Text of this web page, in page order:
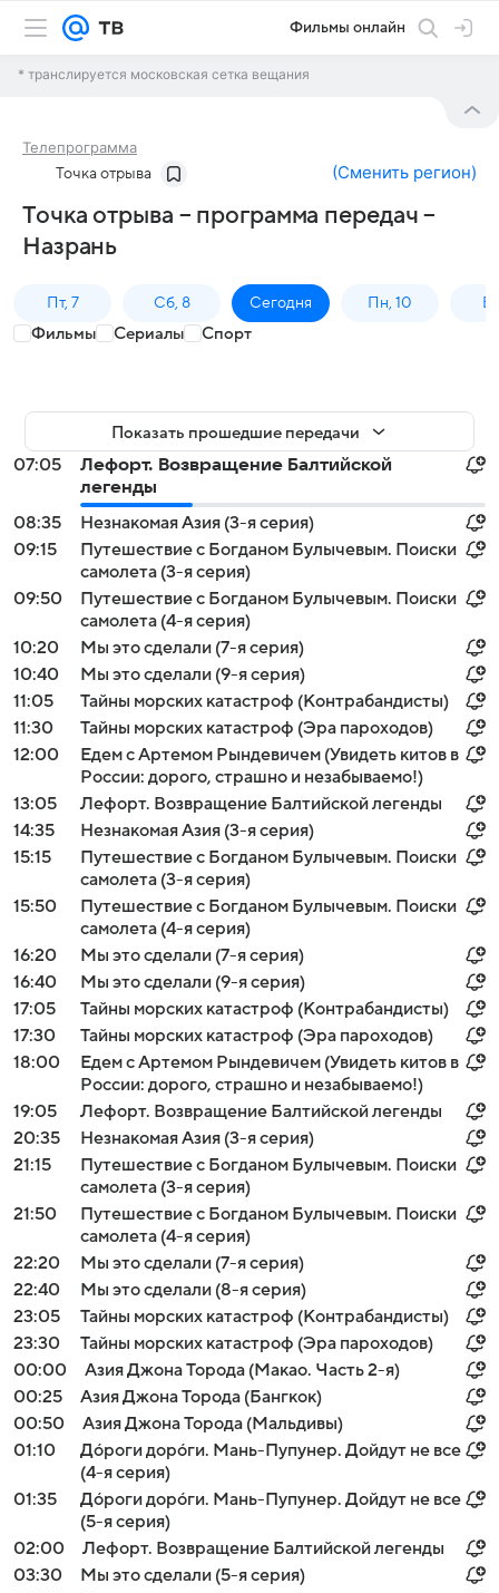
Фильмы онлайн
* транслируется московская сетка вещания
Телепрограмма
Точка отрыва (Сменить регион)
Точка отрыва – программа передач –
Назрань
Пт, 7 Сб, 8 Сегодня Пн, 10
Фильмы Сериалы Спорт
Показать прошедшие передачи
07:05
Лефорт. Возвращение Балтийской
легенды
08:35
Незнакомая Азия (3-я серия)
09:15
Путешествие с Богданом Булычевым. Поиски
самолета (3-я серия)
09:50
Путешествие с Богданом Булычевым. Поиски
самолета (4-я серия)
10:20
Мы это сделали (7-я серия)
10:40
Мы это сделали (9-я серия)
11:05
Тайны морских катастроф (Контрабандисты)
11:30
Тайны морских катастроф (Эра пароходов)
12:00
Едем с Артемом Рындевичем (Увидеть китов в
России: дорого, страшно и незабываемо!)
13:05
Лефорт. Возвращение Балтийской легенды
14:35
Незнакомая Азия (3-я серия)
15:15
Путешествие с Богданом Булычевым. Поиски
самолета (3-я серия)
15:50
Путешествие с Богданом Булычевым. Поиски
самолета (4-я серия)
16:20
Мы это сделали (7-я серия)
16:40
Мы это сделали (9-я серия)
17:05
Тайны морских катастроф (Контрабандисты)
17:30
Тайны морских катастроф (Эра пароходов)
18:00
Едем с Артемом Рындевичем (Увидеть китов в
России: дорого, страшно и незабываемо!)
19:05
Лефорт. Возвращение Балтийской легенды
20:35
Незнакомая Азия (3-я серия)
21:15
Путешествие с Богданом Булычевым. Поиски
самолета (3-я серия)
21:50
Путешествие с Богданом Булычевым. Поиски
самолета (4-я серия)
22:20
Мы это сделали (7-я серия)
22:40
Мы это сделали (8-я серия)
23:05
Тайны морских катастроф (Контрабандисты)
23:30
Тайны морских катастроф (Эра пароходов)
00:00
Азия Джона Торода (Макао. Часть 2-я)
00:25
Азия Джона Торода (Бангкок)
00:50
Азия Джона Торода (Мальдивы)
01:10
Дóроги дорóги. Мань-Пупунер. Дойдут не все
(4-я серия)
01:35
Дóроги дорóги. Мань-Пупунер. Дойдут не все
(5-я серия)
02:00
Лефорт. Возвращение Балтийской легенды
03:30
Мы это сделали (5-я серия)